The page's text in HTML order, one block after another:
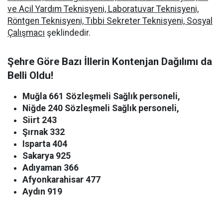
ve Acil Yardım Teknisyeni, Laboratuvar Teknisyeni,
Röntgen Teknisyeni, Tıbbi Sekreter Teknisyeni, Sosyal
Çalışmacı şeklindedir.
Şehre Göre Bazı İllerin Kontenjan Dağılımı da
Belli Oldu!
Muğla 661 Sözleşmeli Sağlık personeli,
Niğde 240 Sözleşmeli Sağlık personeli,
Siirt 243
Şırnak 332
Isparta 404
Sakarya 925
Adıyaman 366
Afyonkarahisar 477
Aydın 919